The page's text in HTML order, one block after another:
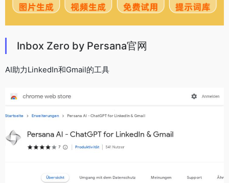
Inbox Zero by Persana官网
AI助力LinkedIn和Gmail的工具